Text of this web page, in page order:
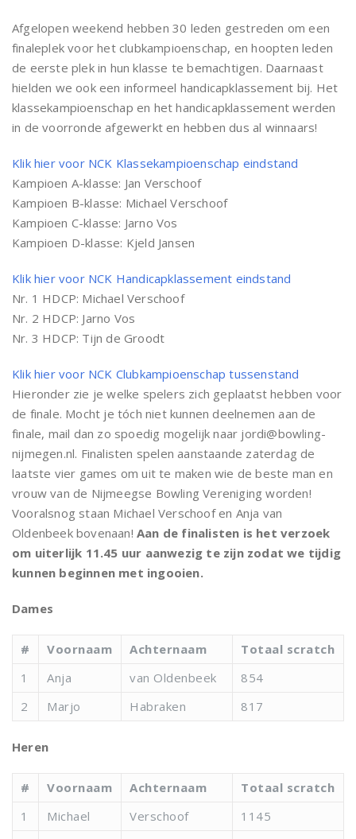
Afgelopen weekend hebben 30 leden gestreden om een
finaleplek voor het clubkampioenschap, en hoopten leden
de eerste plek in hun klasse te bemachtigen. Daarnaast
hielden we ook een informeel handicapklassement bij. Het
klassekampioenschap en het handicapklassement werden
in de voorronde afgewerkt en hebben dus al winnaars!
Klik hier voor NCK Klassekampioenschap eindstand
Kampioen A-klasse: Jan Verschoof
Kampioen B-klasse: Michael Verschoof
Kampioen C-klasse: Jarno Vos
Kampioen D-klasse: Kjeld Jansen
Klik hier voor NCK Handicapklassement eindstand
Nr. 1 HDCP: Michael Verschoof
Nr. 2 HDCP: Jarno Vos
Nr. 3 HDCP: Tijn de Groodt
Klik hier voor NCK Clubkampioenschap tussenstand
Hieronder zie je welke spelers zich geplaatst hebben voor
de finale. Mocht je tóch niet kunnen deelnemen aan de
finale, mail dan zo spoedig mogelijk naar jordi@bowling-
nijmegen.nl. Finalisten spelen aanstaande zaterdag de
laatste vier games om uit te maken wie de beste man en
vrouw van de Nijmeegse Bowling Vereniging worden!
Vooralsnog staan Michael Verschoof en Anja van
Oldenbeek bovenaan! Aan de finalisten is het verzoek
om uiterlijk 11.45 uur aanwezig te zijn zodat we tijdig
kunnen beginnen met ingooien.
Dames
# Voornaam Achternaam
Totaal scratch
1
Anja van Oldenbeek
854
2
Marjo Habraken 817
Heren
# Voornaam Achternaam
Totaal scratch
1
Michael Verschoof
1145